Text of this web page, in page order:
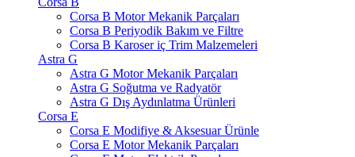
Corsa B Motor Mekanik Parçaları
Corsa B Periyodik Bakım ve Filtre
Corsa B Karoser iç Trim Malzemeleri
Astra G
Astra G Motor Mekanik Parçaları
Astra G Soğutma ve Radyatör
Astra G Dış Aydınlatma Ürünleri
Corsa E
Corsa E Modifiye & Aksesuar Ürünle
Corsa E Motor Mekanik Parçaları